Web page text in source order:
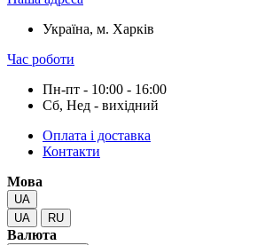
Україна, м. Харків
Час роботи
Пн-пт - 10:00 - 16:00
Сб, Нед - вихідний
Оплата і доставка
Контакти
Мова
UA
UA
RU
Валюта